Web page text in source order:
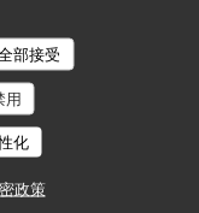
部接受
用
化
政策
: 4/5
historia y
siempre.